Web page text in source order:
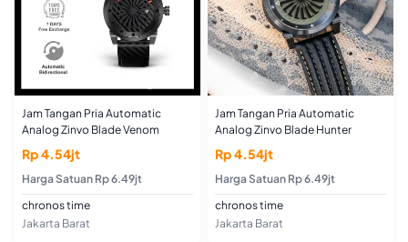
Jam Tangan Pria Automatic
Analog Zinvo Blade Venom
Rp 4.54jt
Harga Satuan Rp 6.49jt
chronos time
Jakarta Barat
Jam Tangan Pria Automatic
Analog Zinvo Blade Hunter
Rp 4.54jt
Harga Satuan Rp 6.49jt
chronos time
Jakarta Barat